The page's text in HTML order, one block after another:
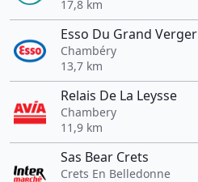
17,8 km
Esso Du Grand Verger
Chambéry
13,7 km
Relais De La Leysse
Chambery
11,9 km
Sas Bear Crets
Crets En Belledonne